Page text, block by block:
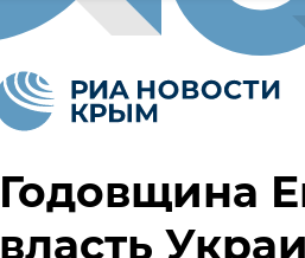
Годовщина
власть